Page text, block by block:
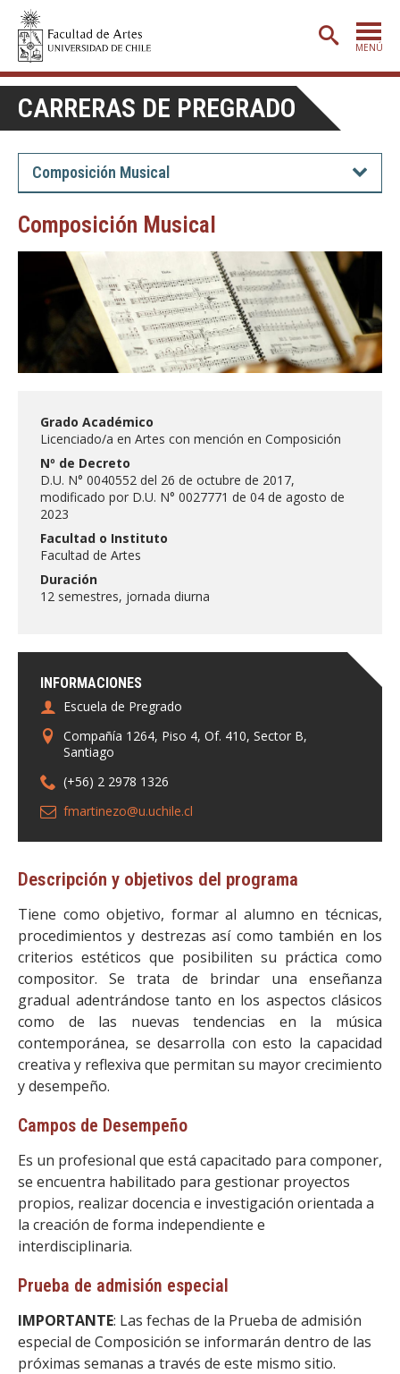
MENÚ
PORTADA
ADMISIÓN
ETAPA BÁSICA
CARRERAS
POSTGRADO
EXTENSIÓN
CREACIÓNE INVESTIGACIÓN
BIBLIOTECA
DEPARTAMENTOS
Académicas/os
Funcionarias/os
Egresadas/os
CARRERAS DE PREGRADO
Composición Musical
Composición Musical
INFORMACIONES
Escuela de Pregrado
Compañía 1264, Piso 4, Of. 410, Sector B,
Santiago
(+56) 2 2978 1326
fmartinezo@u.uchile.cl
Grado Académico
Licenciado/a en Artes con mención en Composición
Nº de Decreto
D.U. N° 0040552 del 26 de octubre de 2017,
modificado por D.U. N° 0027771 de 04 de agosto de
2023
Facultad o Instituto
Facultad de Artes
Duración
12 semestres, jornada diurna
Descripción y objetivos del programa
Tiene como objetivo, formar al alumno en técnicas,
procedimientos y destrezas así como también en los
criterios estéticos que posibiliten su práctica como
compositor. Se trata de brindar una enseñanza
gradual adentrándose tanto en los aspectos clásicos
como de las nuevas tendencias en la música
contemporánea, se desarrolla con esto la capacidad
creativa y reflexiva que permitan su mayor crecimiento
y desempeño.
Campos de Desempeño
Es un profesional que está capacitado para componer,
se encuentra habilitado para gestionar proyectos
propios, realizar docencia e investigación orientada a
la creación de forma independiente e
interdisciplinaria.
Prueba de admisión especial
IMPORTANTE: Las fechas de la Prueba de admisión
especial de Composición se informarán dentro de las
próximas semanas a través de este mismo sitio.